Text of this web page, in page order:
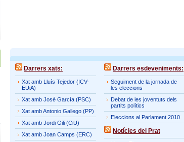
Darrers xats:
Xat amb Lluís Tejedor (ICV-
EUiA)
Xat amb José García (PSC)
Xat amb Antonio Gallego (PP)
Xat amb Jordi Gili (CiU)
Xat amb Joan Camps (ERC)
Darrers esdeveniments:
Seguiment de la jornada de
les eleccions
Debat de les joventuts dels
partits polítics
Eleccions al Parlament 2010
Notícies del Prat